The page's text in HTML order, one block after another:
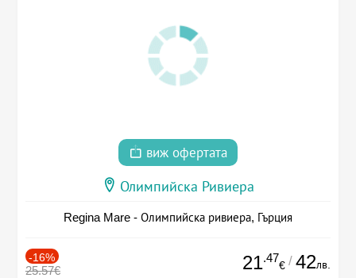
виж офертата
Олимпийска Ривиера
Regina Mare - Олимпийска ривиера, Гърция
-16%
25.57€ 21.47
€ / 42лв.